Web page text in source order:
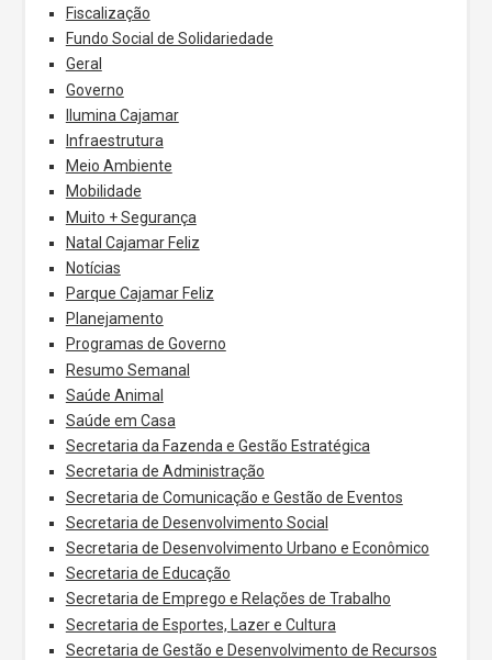
Fiscalização
Fundo Social de Solidariedade
Geral
Governo
Ilumina Cajamar
Infraestrutura
Meio Ambiente
Mobilidade
Muito + Segurança
Natal Cajamar Feliz
Notícias
Parque Cajamar Feliz
Planejamento
Programas de Governo
Resumo Semanal
Saúde Animal
Saúde em Casa
Secretaria da Fazenda e Gestão Estratégica
Secretaria de Administração
Secretaria de Comunicação e Gestão de Eventos
Secretaria de Desenvolvimento Social
Secretaria de Desenvolvimento Urbano e Econômico
Secretaria de Educação
Secretaria de Emprego e Relações de Trabalho
Secretaria de Esportes, Lazer e Cultura
Secretaria de Gestão e Desenvolvimento de Recursos